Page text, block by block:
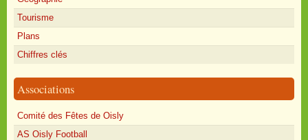
Tourisme
Plans
Chiffres clés
Associations
Comité des Fêtes de Oisly
AS Oisly Football